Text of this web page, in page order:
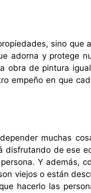
sino que
adorna y protege
obra de pintura
empeño en que
muchas
disfrutando de ese
Y además,
viejos o están
hacerlo las